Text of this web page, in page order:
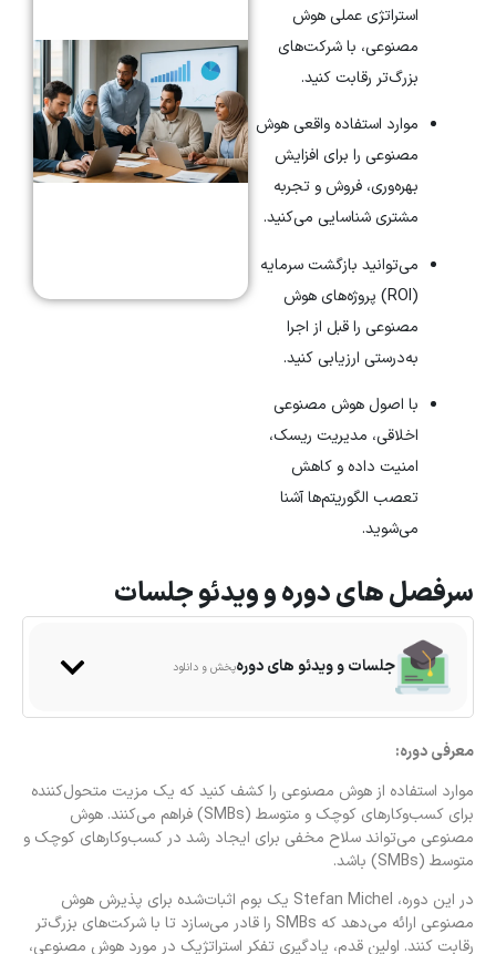
استراتژی عملی هوش
مصنوعی، با شرکت‌های
بزرگ‌تر رقابت کنید.
موارد استفاده واقعی هوش
مصنوعی را برای افزایش
بهره‌وری، فروش و تجربه
مشتری شناسایی می‌کنید.
می‌توانید بازگشت سرمایه
(ROI) پروژه‌های هوش
مصنوعی را قبل از اجرا
به‌درستی ارزیابی کنید.
با اصول هوش مصنوعی
اخلاقی، مدیریت ریسک،
امنیت داده و کاهش
تعصب الگوریتم‌ها آشنا
می‌شوید.
سرفصل های دوره و ویدئو جلسات
جلسات و ویدئو های دورهپخش و دانلود
معرفی دوره:
موارد استفاده از هوش مصنوعی را کشف کنید که یک مزیت متحول‌کننده
برای کسب‌وکارهای کوچک و متوسط (SMBs) فراهم می‌کنند. هوش
مصنوعی می‌تواند سلاح مخفی برای ایجاد رشد در کسب‌وکارهای کوچک و
متوسط (SMBs) باشد.
در این دوره، Stefan Michel یک بوم اثبات‌شده برای پذیرش هوش
مصنوعی ارائه می‌دهد که SMBs را قادر می‌سازد تا با شرکت‌های بزرگ‌تر
رقابت کنند. اولین قدم، یادگیری تفکر استراتژیک در مورد هوش مصنوعی،